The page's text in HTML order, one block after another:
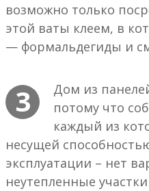
возможно только
этой ваты клеем, в
— формальдегиды и
3 Дом из
потому что
каждый из
несущей
эксплуатации – нет
неутепленные